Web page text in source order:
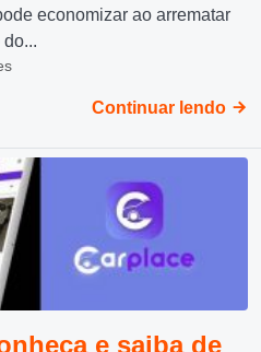
economizar ao arrematar
Continuar lendo
e saiba de